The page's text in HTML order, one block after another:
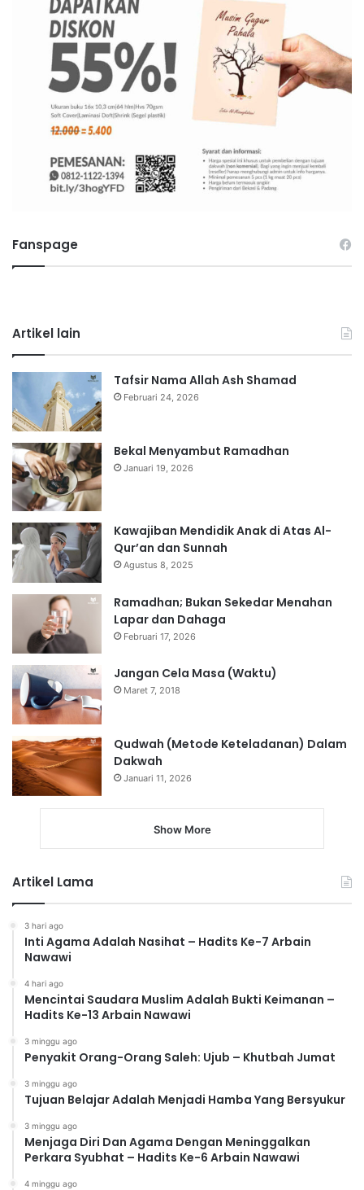
Fanspage
Artikel lain
Tafsir Nama Allah Ash Shamad
Februari 24, 2026
Bekal Menyambut Ramadhan
Januari 19, 2026
Kawajiban Mendidik Anak di Atas Al-
Qur’an dan Sunnah
Agustus 8, 2025
Ramadhan; Bukan Sekedar Menahan
Lapar dan Dahaga
Februari 17, 2026
Jangan Cela Masa (Waktu)
Maret 7, 2018
Qudwah (Metode Keteladanan) Dalam
Dakwah
Januari 11, 2026
Show More
Artikel Lama
3 hari ago
Inti Agama Adalah Nasihat – Hadits Ke-7 Arbain
Nawawi
4 hari ago
Mencintai Saudara Muslim Adalah Bukti Keimanan –
Hadits Ke-13 Arbain Nawawi
3 minggu ago
Penyakit Orang-Orang Saleh: Ujub – Khutbah Jumat
3 minggu ago
Tujuan Belajar Adalah Menjadi Hamba Yang Bersyukur
3 minggu ago
Menjaga Diri Dan Agama Dengan Meninggalkan
Perkara Syubhat – Hadits Ke-6 Arbain Nawawi
4 minggu ago